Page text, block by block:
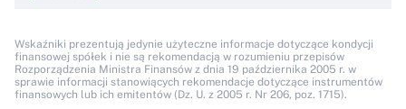
Wskaźniki prezentują jedynie użyteczne informacje dotyczące kondycji
finansowej spółek i nie są rekomendacją w rozumieniu przepisów
Rozporządzenia Ministra Finansów z dnia 19 października 2005 r. w
sprawie informacji stanowiących rekomendacje dotyczące instrumentów
finansowych lub ich emitentów (Dz. U. z 2005 r. Nr 206, poz. 1715).